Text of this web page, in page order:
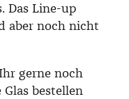
Das Line-up
aber noch nicht
gerne noch
bestellen